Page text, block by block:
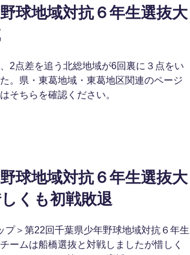
球地域対抗６年生選抜大
2点差を追う北総地域が6回裏に３点をい
。県・東葛地域・東葛地区関連のページ
そちらを確認ください。
球地域対抗６年生選抜大
くも初戦敗退
プ＞第22回千葉県少年野球地域対抗６年生
ームは船橋選抜と対戦しましたが惜しく